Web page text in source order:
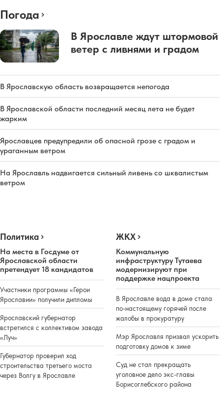
Погода
В Ярославле ждут штормовой
ветер с ливнями и градом
В Ярославскую область возвращается непогода
В Ярославской области последний месяц лета не будет
жарким
Ярославцев предупредили об опасной грозе с градом и
ураганным ветром
На Ярославль надвигается сильный ливень со шквалистым
ветром
Политика
На места в Госдуме от
Ярославской области
претендует 18 кандидатов
Участники программы «Герои
Ярославии» получили дипломы
Ярославский губернатор
встретился с коллективом завода
«Луч»
Губернатор проверил ход
строительства третьего моста
через Волгу в Ярославле
ЖКХ
Коммунальную
инфраструктуру Тутаева
модернизируют при
поддержке нацпроекта
В Ярославле вода в доме стала
по-настоящему горячей после
жалобы в прокуратуру
Мэр Ярославля призвал ускорить
подготовку домов к зиме
Суд не стал прекращать
уголовное дело экс-главы
Борисоглебского района